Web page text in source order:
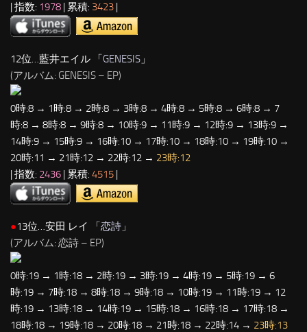
| 指数: 1978 | 累積: 3423 |
12位…藍井エイル 「GENESIS 」
(アルバム: GENESIS – EP)
0時:8 → 1時:8 → 2時:8 → 3時:8 → 4時:8 → 5時:8 → 6時:8 → 7
時:8 → 8時:8 → 9時:8 → 10時:9 → 11時:9 → 12時:9 → 13時:9 →
14時:9 → 15時:9 → 16時:10 → 17時:10 → 18時:10 → 19時:10 →
20時:11 → 21時:12 → 22時:12 → 23時:12
| 指数: 2436 | 累積: 4515 |
●13位…安田 レイ 「恋詩 」
(アルバム: 恋詩 – EP)
0時:19 → 1時:18 → 2時:19 → 3時:19 → 4時:19 → 5時:19 → 6
時:19 → 7時:18 → 8時:18 → 9時:18 → 10時:19 → 11時:19 → 12
時:19 → 13時:18 → 14時:19 → 15時:18 → 16時:18 → 17時:18 →
18時:18 → 19時:18 → 20時:18 → 21時:18 → 22時:14 → 23時:13